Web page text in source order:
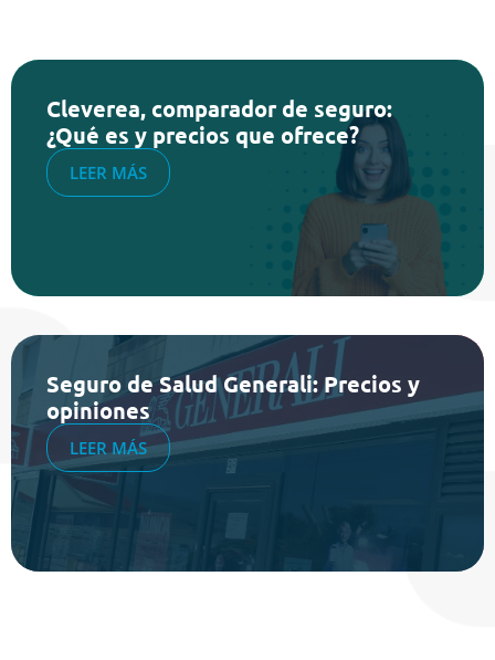
Cleverea, comparador de seguro:
¿Qué es y precios que ofrece?
LEER MÁS
Seguro de Salud Generali: Precios y
opiniones
LEER MÁS